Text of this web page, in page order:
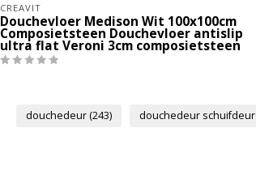
CREAVIT
Douchevloer Medison Wit 100x100cm
Composietsteen Douchevloer antislip
ultra flat Veroni 3cm composietsteen
douchedeur(243) douchedeur schuifdeur